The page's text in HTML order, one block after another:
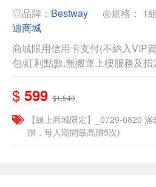
◎品牌： Bestway ◎規格： 1組
迪商城
商城限用信用卡支付(不納入VIP
包/紅利點數,無搬運上樓服務及指
$ 599 $1,540
【線上商城限定】_0729-0820
贈，每人期間最高贈5次)